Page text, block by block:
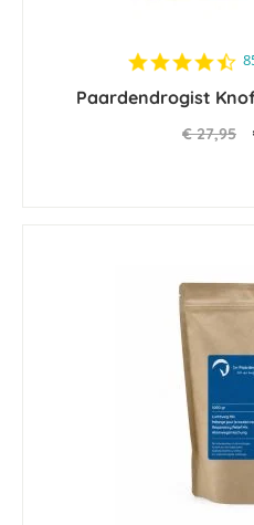
Paardendrogist
€ 27,95